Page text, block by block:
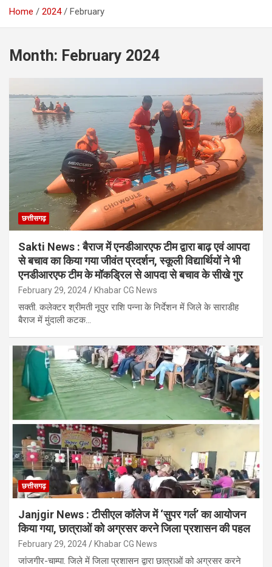
Home 2024 February
Month: February 2024
छत्तीसगढ़
Sakti News : बैराज में एनडीआरएफ टीम द्वारा बाढ़ एवं आपदा
से बचाव का किया गया जीवंत प्रदर्शन, स्कूली विद्यार्थियों ने भी
एनडीआरएफ टीम के मॉकड्रिल से आपदा से बचाव के सीखे गुर
February 29, 2024 Khabar CG News
सक्ती. कलेक्टर श्रीमती नूपुर राशि पन्ना के निर्देशन में जिले के साराडीह
बैराज में मुंदाली कटक…
छत्तीसगढ़
Janjgir News : टीसीएल कॉलेज में ‘सुपर गर्ल’ का आयोजन
किया गया, छात्राओं को अग्रसर करने जिला प्रशासन की पहल
February 29, 2024 Khabar CG News
जांजगीर-चाम्पा. जिले में जिला प्रशासन द्वारा छात्राओं को अग्रसर करने